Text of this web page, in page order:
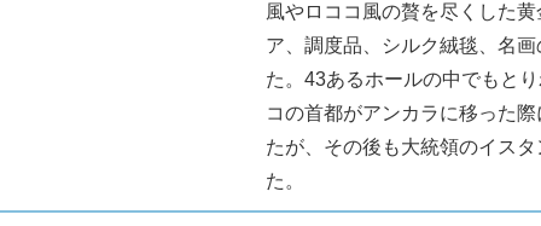
風やロココ風の贅を尽くした
ア、調度品、シルク絨毯、名
た。43あるホールの中でもと
コの首都がアンカラに移った
たが、その後も大統領のイス
た。